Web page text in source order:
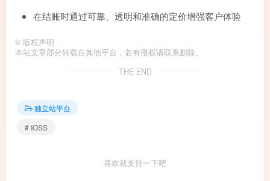
在结账时通过可靠、透明和准确的定价增强客户体验
© 版权声明
本站文章部分转载自其他平台，若有侵权请联系删除。
THE END
独立站平台
# IOSS
喜欢就支持一下吧